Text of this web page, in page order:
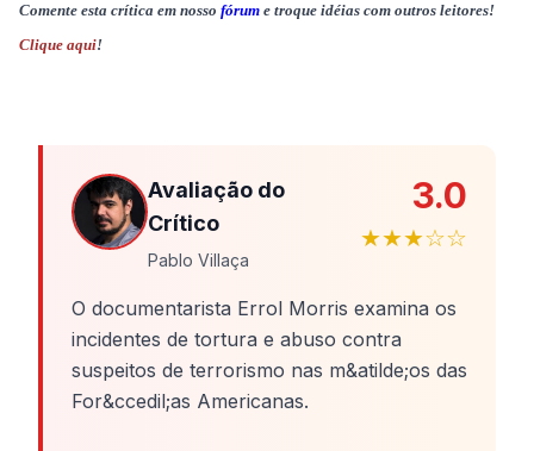
Comente esta crítica em nosso fórum e troque idéias com outros leitores!
Clique aqui!
Avaliação do
Crítico
Pablo Villaça
3.0
★★★☆☆
O documentarista Errol Morris examina os
incidentes de tortura e abuso contra
suspeitos de terrorismo nas m&atilde;os das
For&ccedil;as Americanas.